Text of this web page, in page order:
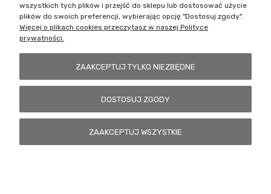
Pomoc
wszystkich tych plików i przejść do sklepu lub dostosować użycie
plików do swoich preferencji, wybierając opcję "Dostosuj zgody".
Więcej o plikach cookies przeczytasz w naszej Polityce
prywatności.
ZAAKCEPTUJ TYLKO NIEZBĘDNE
DOSTOSUJ ZGODY
ZAAKCEPTUJ WSZYSTKIE